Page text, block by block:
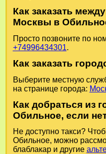
Как заказать
Москвы в
Просто позвоните по
+74996434301.
Как заказать
Выберите местную
на странице города:
Как добраться из
Обильное, если
Не доступно такси?
Обильное, можно
блаблакар и другие